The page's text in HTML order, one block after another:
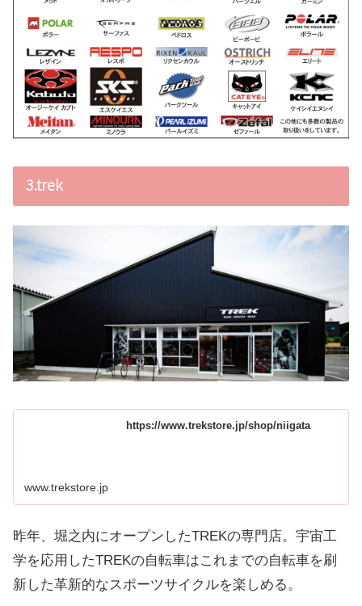
3.trek
https://www.trekstore.jp/shop/niigata
www.trekstore.jp
昨年、堀之内にオープンしたTREKの専門店。宇宙工
学を応用したTREKの自転車はこれまでの自転車を刷
新した革新的なスポーツサイクルを楽しめる。